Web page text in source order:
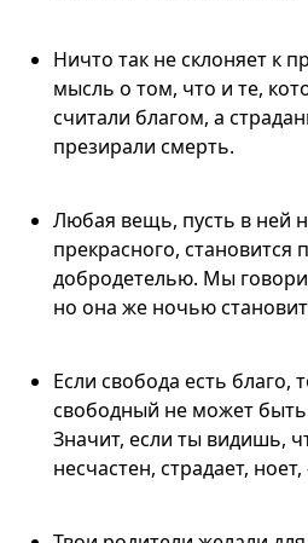
Ничто так не склоняет к
мысль о том, что и те,
считали благом, а
презирали смерть.
Любая вещь, пусть в ней
прекрасного, становится
добродетелью. Мы
но она же ночью
Если свобода есть благо,
свободный не может
Значит, если ты видишь,
несчастен, страдает,